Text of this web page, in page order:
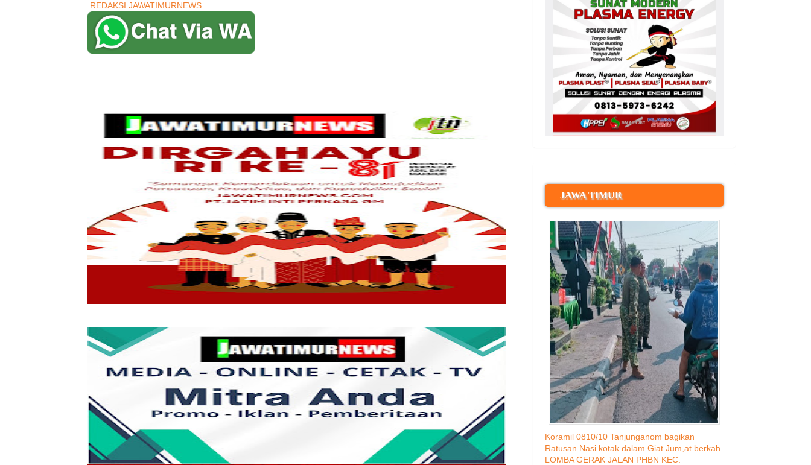
REDAKSI JAWATIMURNEWS
JAWA TIMUR
Koramil 0810/10 Tanjunganom bagikan
Ratusan Nasi kotak dalam Giat Jum,at berkah
LOMBA GERAK JALAN PHBN KEC.